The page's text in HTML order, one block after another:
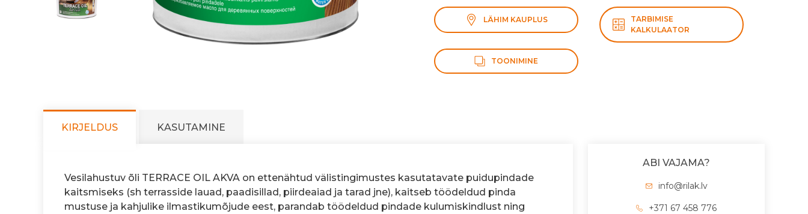
LÄHIM KAUPLUS
TARBIMISE
KALKULAATOR
TOONIMINE
KIRJELDUS KASUTAMINE
Vesilahustuv õli TERRACE OIL AKVA on ettenähtud välistingimustes kasutatavate puidupindade
kaitsmiseks (sh terrasside lauad, paadisillad, piirdeaiad ja tarad jne), kaitseb töödeldud pinda
mustuse ja kahjulike ilmastikumõjude eest, parandab töödeldud pindade kulumiskindlust ning
ABI VAJAMA?
info@rilak.lv
+371 67 458 776